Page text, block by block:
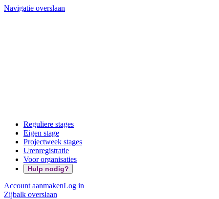
Navigatie overslaan
Reguliere stages
Eigen stage
Projectweek stages
Urenregistratie
Voor organisaties
Hulp nodig?
Account aanmakenLog in
Zijbalk overslaan